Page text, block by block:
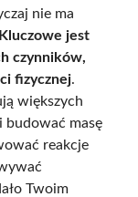
nie ma
Kluczowe jest
czynników,
fizycznej.
większych
budować masę
reakcje
Twoim